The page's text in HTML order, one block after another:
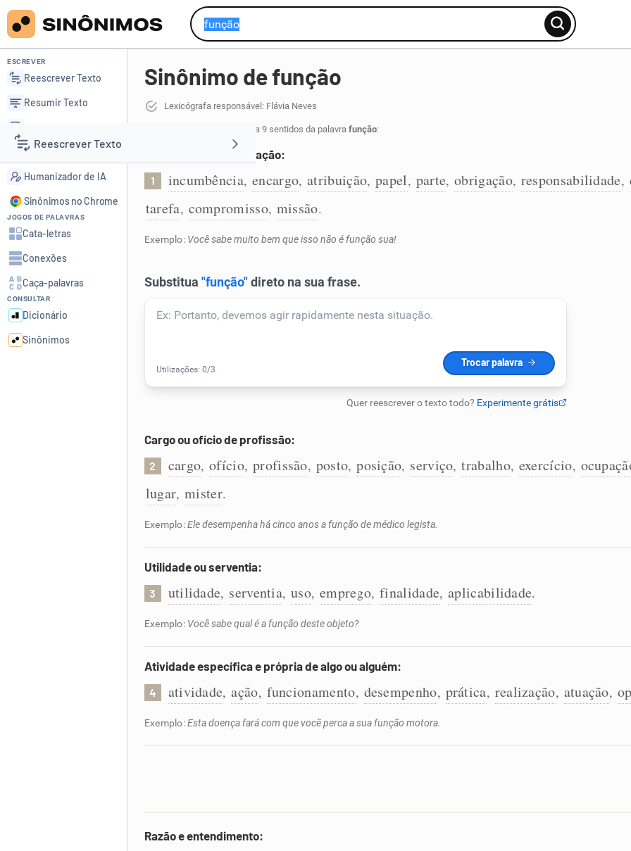
Reescrever Texto
Resumir Texto
Corrigir Texto
Detector de IA
Humanizador de IA
ESCREVER
Reescrever Texto
Resumir Texto
Detector de IA
Humanizador de IA
Sinônimos no Chrome
JOGOS DE PALAVRAS
Cata-letras
Conexões
Caça-palavras
CONSULTAR
Dicionário
Sinônimos
Sinônimo de função
Lexicógrafa responsável: Flávia Neves
para 9 sentidos da palavra função:
Incumbência ou obrigação:
1 incumbência, encargo, atribuição, papel, parte, obrigação, responsabilidade,
tarefa, compromisso, missão.
Exemplo: Você sabe muito bem que isso não é função sua!
Cargo ou ofício de profissão:
2 cargo, ofício, profissão, posto, posição, serviço, trabalho, exercício,
lugar, mister.
Exemplo:Ele desempenha há cinco anos a função de médico legista.
Utilidade ou serventia:
3 utilidade, serventia, uso, emprego, finalidade, aplicabilidade.
Exemplo: Você sabe qual é a função deste objeto?
Atividade específica e própria de algo ou alguém:
4 atividade, ação, funcionamento, desempenho, prática, realização, atuação,
Exemplo:Esta doença fará com que você perca a sua função motora.
Razão e entendimento: